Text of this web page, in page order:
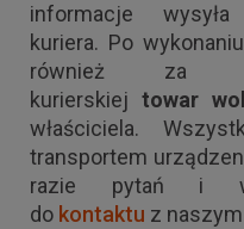
informacje
kuriera. Po
również za
kurierskiejtowar
właściciela.
transportem
razie pytań i
do kontaktu z